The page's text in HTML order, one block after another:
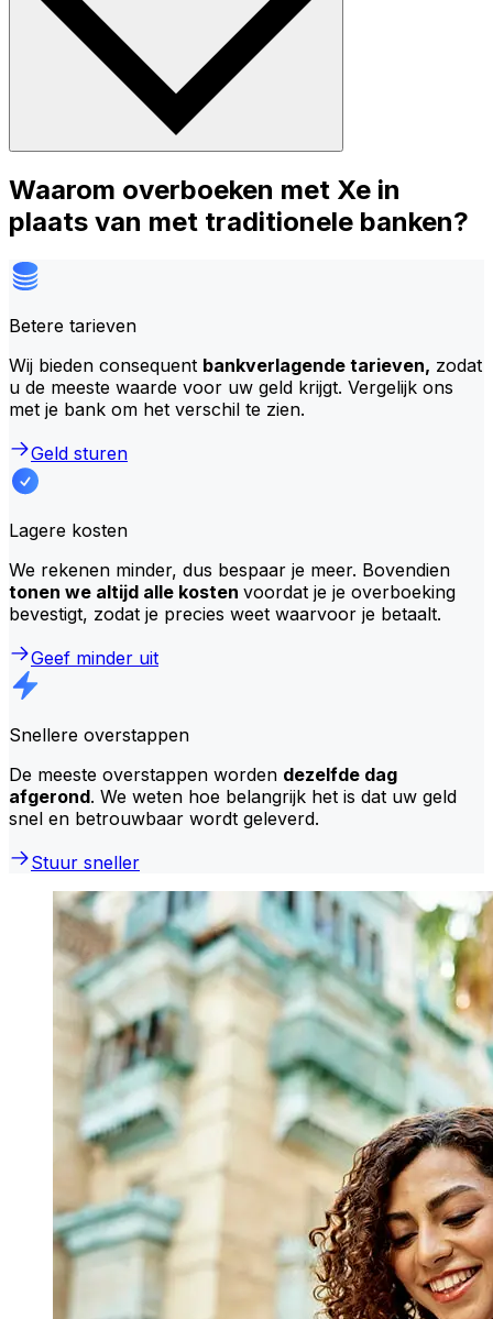
Waarom overboeken met Xe in
plaats van met traditionele banken?
Betere tarieven
Wij bieden consequent bankverlagende tarieven, zodat
u de meeste waarde voor uw geld krijgt. Vergelijk ons
met je bank om het verschil te zien.
Geld sturen
Lagere kosten
We rekenen minder, dus bespaar je meer. Bovendien
tonen we altijd alle kosten voordat je je overboeking
bevestigt, zodat je precies weet waarvoor je betaalt.
Geef minder uit
Snellere overstappen
De meeste overstappen worden dezelfde dag
afgerond. We weten hoe belangrijk het is dat uw geld
snel en betrouwbaar wordt geleverd.
Stuur sneller